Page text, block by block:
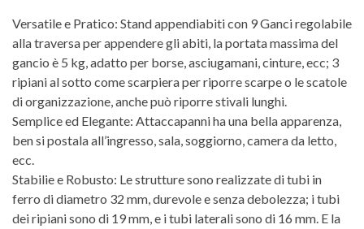
Versatile e Pratico: Stand appendiabiti con 9 Ganci regolabile
alla traversa per appendere gli abiti, la portata massima del
gancio è 5 kg, adatto per borse, asciugamani, cinture, ecc; 3
ripiani al sotto come scarpiera per riporre scarpe o le scatole
di organizzazione, anche può riporre stivali lunghi.
Semplice ed Elegante: Attaccapanni ha una bella apparenza,
ben si postala all’ingresso, sala, soggiorno, camera da letto,
ecc.
Stabilie e Robusto: Le strutture sono realizzate di tubi in
ferro di diametro 32 mm, durevole e senza debolezza; i tubi
dei ripiani sono di 19 mm, e i tubi laterali sono di 16 mm. E la